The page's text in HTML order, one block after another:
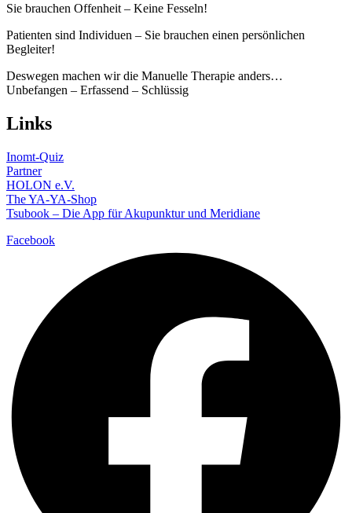
Sie brauchen Offenheit – Keine Fesseln!
Patienten sind Individuen – Sie brauchen einen persönlichen
Begleiter!
Deswegen machen wir die Manuelle Therapie anders…
Unbefangen – Erfassend – Schlüssig
Links
Inomt-Quiz
Partner
HOLON e.V.
The YA-YA-Shop
Tsubook – Die App für Akupunktur und Meridiane
Facebook